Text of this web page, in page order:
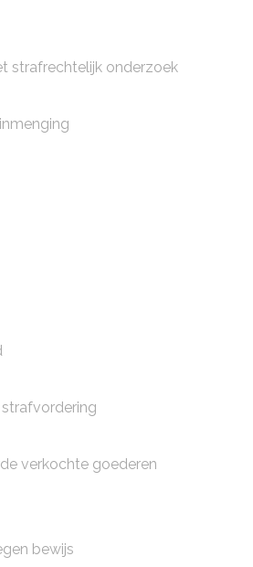
strafrechtelijk onderzoek
verkochte goederen
bewijs